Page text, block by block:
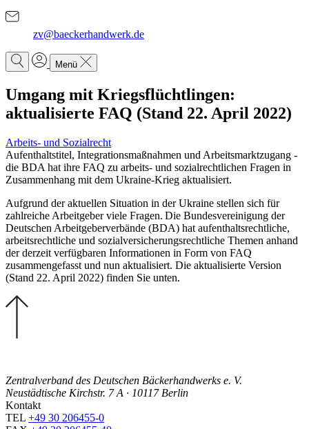
zv@baeckerhandwerk.de
Menü
Umgang mit Kriegsflüchtlingen:
aktualisierte FAQ (Stand 22. April 2022)
Arbeits- und Sozialrecht
Aufenthaltstitel, Integrationsmaßnahmen und Arbeitsmarktzugang -
die BDA hat ihre FAQ zu arbeits- und sozialrechtlichen Fragen in
Zusammenhang mit dem Ukraine-Krieg aktualisiert.
Aufgrund der aktuellen Situation in der Ukraine stellen sich für
zahlreiche Arbeitgeber viele Fragen. Die Bundesvereinigung der
Deutschen Arbeitgeberverbände (BDA) hat aufenthaltsrechtliche,
arbeitsrechtliche und sozialversicherungsrechtliche Themen anhand
der derzeit verfügbaren Informationen in Form von FAQ
zusammengefasst und nun aktualisiert. Die aktualisierte Version
(Stand 22. April 2022) finden Sie unten.
Zentralverband des Deutschen Bäckerhandwerks e. V.
Neustädtische Kirchstr. 7 A · 10117 Berlin
Kontakt
TEL +49 30 206455-0